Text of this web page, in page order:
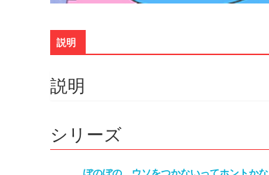
説明
説明
シリーズ
ぼのぼの ウソをつかないってホントかな